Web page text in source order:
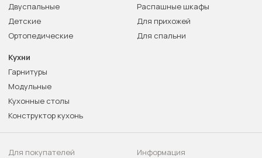
Двуспальные
Детские
Ортопедические
Распашные шкафы
Для прихожей
Для спальни
Кухни
Гарнитуры
Модульные
Кухонные столы
Конструктор кухонь
Для покупателей
Информация